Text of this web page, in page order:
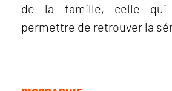
de la famille, celle qui
permettre de retrouver la